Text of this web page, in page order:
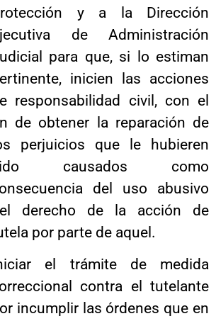
y a la Dirección
de Administración
para que, si lo estiman
inicien las acciones
responsabilidad civil, con el
de obtener la reparación de
perjuicios que le hubieren
causados como
del uso abusivo
derecho de la acción de
por parte de aquel.
el trámite de medida
contra el tutelante
incumplir las órdenes que en